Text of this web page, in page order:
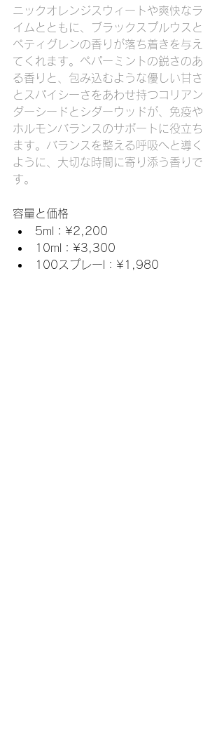
ニックオレンジスウィートや爽快なラ
イムとともに、ブラックスプルウスと
ペティグレンの香りが落ち着きを与え
てくれます。ペパーミントの鋭さのあ
る香りと、包み込むような優しい甘さ
とスパイシーさをあわせ持つコリアン
ダーシードとシダーウッドが、免疫や
ホルモンバランスのサポートに役立ち
ます。バランスを整える呼吸へと導く
ように、大切な時間に寄り添う香りで
す。
容量と価格
5ml：¥2,200
10ml：¥3,300
100スプレーl：¥1,980